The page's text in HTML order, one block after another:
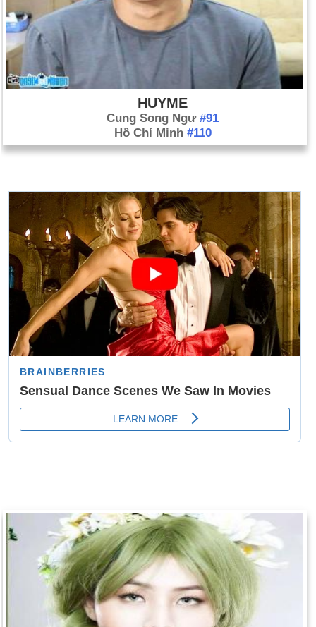
HUYME
Cung Song Ngư #91
Hồ Chí Minh #110